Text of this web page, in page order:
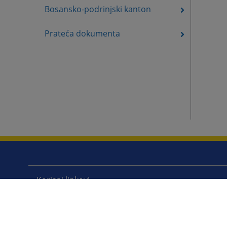
Bosansko-podrinjski kanton
Prateća dokumenta
Korisni linkovi